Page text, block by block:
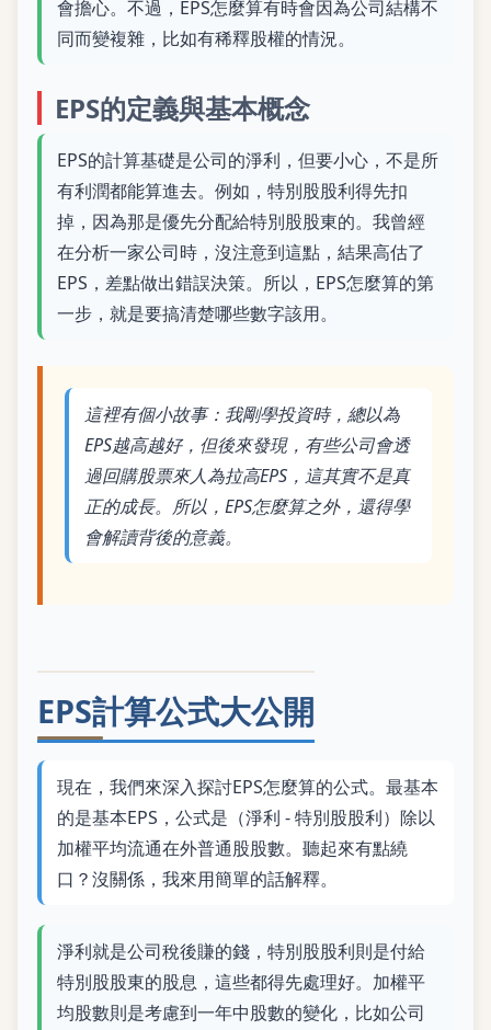
會擔心。不過，EPS怎麼算有時會因為公司結構不
同而變複雜，比如有稀釋股權的情況。
EPS的定義與基本概念
EPS的計算基礎是公司的淨利，但要小心，不是所
有利潤都能算進去。例如，特別股股利得先扣
掉，因為那是優先分配給特別股股東的。我曾經
在分析一家公司時，沒注意到這點，結果高估了
EPS，差點做出錯誤決策。所以，EPS怎麼算的第
一步，就是要搞清楚哪些數字該用。
這裡有個小故事：我剛學投資時，總以為
EPS越高越好，但後來發現，有些公司會透
過回購股票來人為拉高EPS，這其實不是真
正的成長。所以，EPS怎麼算之外，還得學
會解讀背後的意義。
EPS計算公式大公開
現在，我們來深入探討EPS怎麼算的公式。最基本
的是基本EPS，公式是（淨利 - 特別股股利）除以
加權平均流通在外普通股股數。聽起來有點繞
口？沒關係，我來用簡單的話解釋。
淨利就是公司稅後賺的錢，特別股股利則是付給
特別股股東的股息，這些都得先處理好。加權平
均股數則是考慮到一年中股數的變化，比如公司